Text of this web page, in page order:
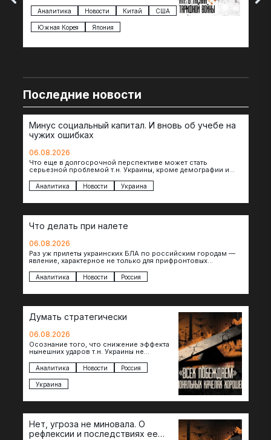
импорта из более 100 стран…
Аналитика Новости Китай США
Южная Корея Япония
Последние новости
Минус социальный капитал. И вновь об учебе на
чужих ошибках
06.08.2026
Что еще в долгосрочной перспективе может стать
серьезной проблемой т.н. Украины, кроме демографии и
которых будет…
Аналитика Новости Украина
Что делать при налете
06.08.2026
Раз уж прилеты украинских БЛА по российским городам —
явление, характерное не только для прифронтовых
Аналитика Новости Россия
Думать стратегически
06.08.2026
Осознание того, что снижение эффекта
нынешних ударов т.н. Украины не
возможностей — повод задаться
вопросом: что делать…
Аналитика Новости Россия
Украина
Нет, угроза не миновала. О
рефлексии и последствиях ее